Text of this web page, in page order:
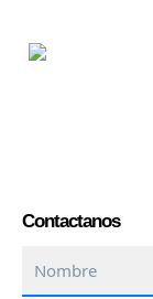
Contactanos
Nombre